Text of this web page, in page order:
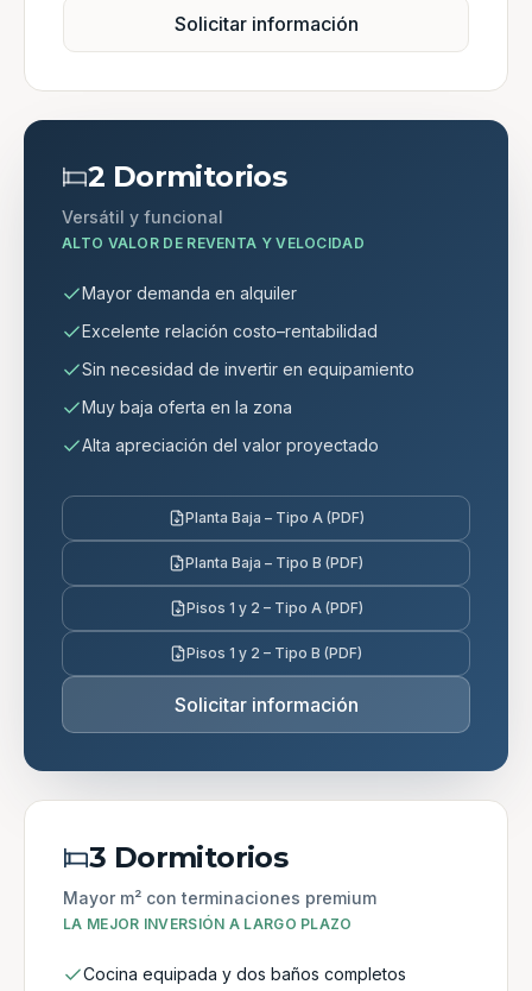
Solicitar información
2 Dormitorios
Versátil y funcional
ALTO VALOR DE REVENTA Y VELOCIDAD
Mayor demanda en alquiler
Excelente relación costo–rentabilidad
Sin necesidad de invertir en equipamiento
Muy baja oferta en la zona
Alta apreciación del valor proyectado
Planta Baja – Tipo A (PDF)
Planta Baja – Tipo B (PDF)
Pisos 1 y 2 – Tipo A (PDF)
Pisos 1 y 2 – Tipo B (PDF)
Solicitar información
3 Dormitorios
Mayor m² con terminaciones premium
LA MEJOR INVERSIÓN A LARGO PLAZO
Cocina equipada y dos baños completos